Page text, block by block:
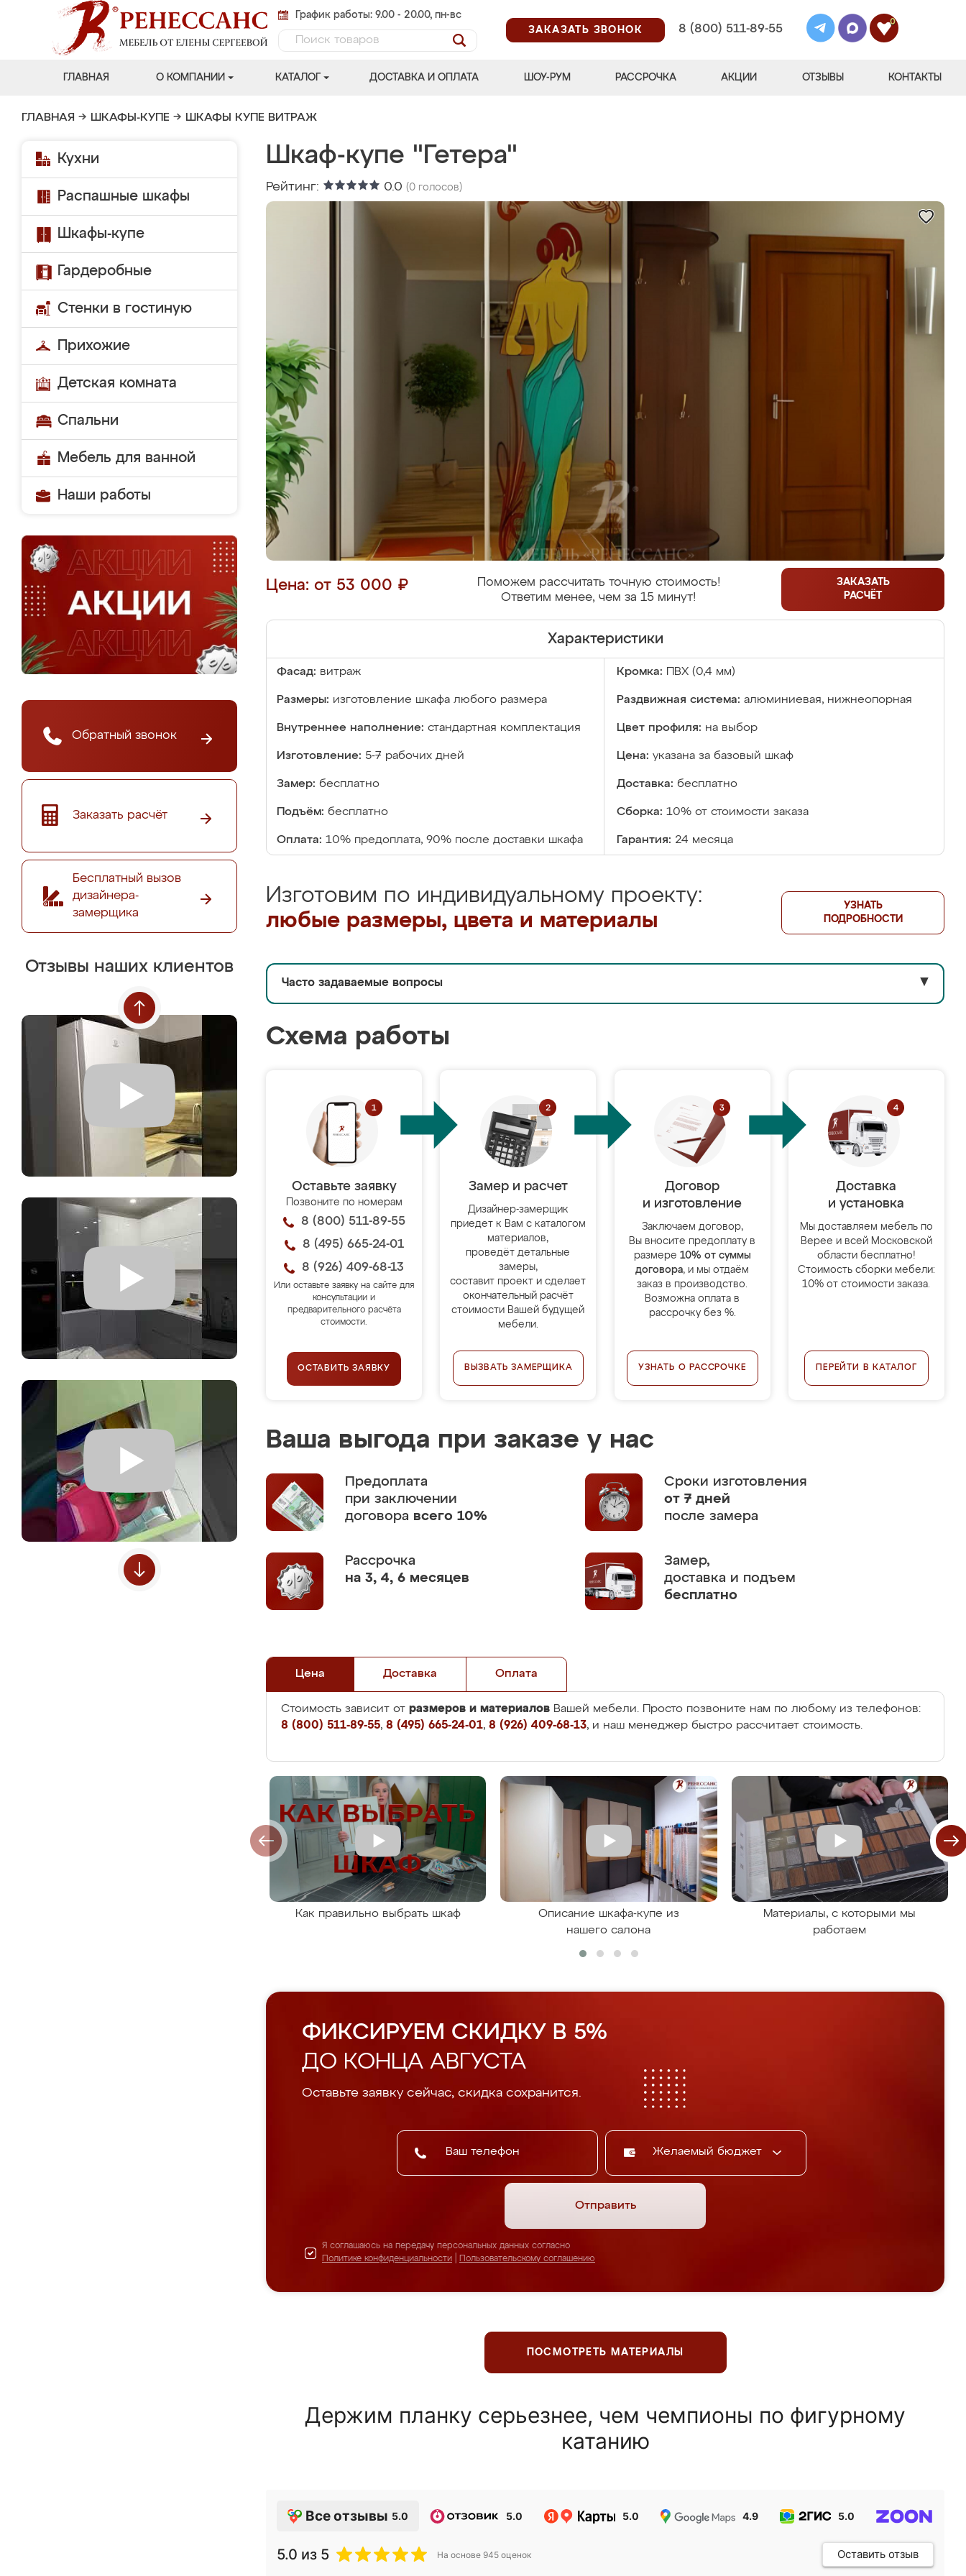
График работы: 9.00 - 20.00, пн-вс
ЗАКАЗАТЬ ЗВОНОК
8 (800) 511-89-55
0
ГЛАВНАЯ О КОМПАНИИ КАТАЛОГ ДОСТАВКА И ОПЛАТА ШОУ-РУМ РАССРОЧКА АКЦИИ ОТЗЫВЫ КОНТАКТЫ
ГЛАВНАЯ → ШКАФЫ-КУПЕ → ШКАФЫ КУПЕ ВИТРАЖ
Кухни
Распашные шкафы
Шкафы-купе
Гардеробные
Стенки в гостиную
Прихожие
Детская комната
Спальни
Мебель для ванной
Наши работы
Обратный звонок
Заказать расчёт
Бесплатный вызов
дизайнера-
замерщика
Отзывы наших клиентов
Шкаф-купе "Гетера"
Рейтинг: 0.0 (0 голосов)
Цена: от 53 000 ₽
Поможем рассчитать точную стоимость!
Ответим менее, чем за 15 минут!
ЗАКАЗАТЬ
РАСЧЁТ
Характеристики
Фасад: витраж Кромка: ПВХ (0,4 мм)
Размеры: изготовление шкафа любого размера Раздвижная система: алюминиевая, нижнеопорная
Внутреннее наполнение: стандартная комплектация Цвет профиля: на выбор
Изготовление: 5-7 рабочих дней Цена: указана за базовый шкаф
Замер: бесплатно Доставка: бесплатно
Подъём: бесплатно Сборка: 10% от стоимости заказа
Оплата: 10% предоплата, 90% после доставки шкафа Гарантия: 24 месяца
Изготовим по индивидуальному проекту:
любые размеры, цвета и материалы
УЗНАТЬ
ПОДРОБНОСТИ
Часто задаваемые вопросы ▼
Схема работы
Оставьте заявку
Позвоните по номерам
8 (800) 511-89-55
8 (495) 665-24-01
8 (926) 409-68-13
Или оставьте заявку на сайте для
консультации и
предварительного расчёта
стоимости.
ОСТАВИТЬ ЗАЯВКУ
Замер и расчет
Дизайнер-замерщик
приедет к Вам с каталогом
материалов,
проведёт детальные
замеры,
составит проект и сделает
окончательный расчёт
стоимости Вашей будущей
мебели.
ВЫЗВАТЬ ЗАМЕРЩИКА
Договор
и изготовление
Заключаем договор,
Вы вносите предоплату в
размере 10% от суммы
договора, и мы отдаём
заказ в производство.
Возможна оплата в
рассрочку без %.
УЗНАТЬ О РАССРОЧКЕ
Доставка
и установка
Мы доставляем мебель по
Верее и всей Московской
области бесплатно!
Стоимость сборки мебели:
10% от стоимости заказа.
ПЕРЕЙТИ В КАТАЛОГ
Ваша выгода при заказе у нас
Предоплата
при заключении
договора всего 10%
Сроки изготовления
от 7 дней
после замера
Рассрочка
на 3, 4, 6 месяцев
Замер,
доставка и подъем
бесплатно
Цена Доставка Оплата
Стоимость зависит от размеров и материалов Вашей мебели. Просто позвоните нам по любому из телефонов:
8 (800) 511-89-55, 8 (495) 665-24-01, 8 (926) 409-68-13, и наш менеджер быстро рассчитает стоимость.
Как правильно выбрать шкаф
Описание шкафа-купе из
нашего салона
Материалы, с которыми мы
работаем
ФИКСИРУЕМ СКИДКУ В 5%
ДО КОНЦА АВГУСТА
Оставьте заявку сейчас, скидка сохранится.
Желаемый бюджет
Отправить
Я соглашаюсь на передачу персональных данных согласно
Политике конфиденциальности
Пользовательскому соглашению
ПОСМОТРЕТЬ МАТЕРИАЛЫ
Держим планку серьезнее, чем чемпионы по фигурному
катанию
Все отзывы 5.0 5.0 5.0 4.9 5.0
5.0 из 5 На основе 945 оценок Оставить отзыв